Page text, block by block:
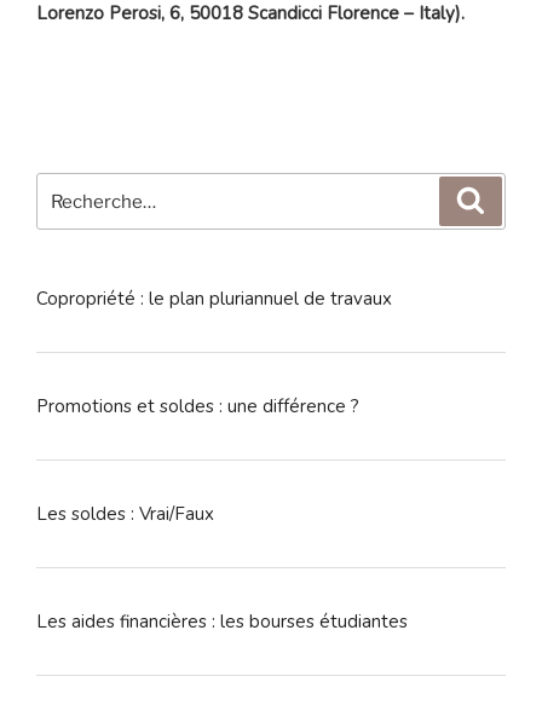
Lorenzo Perosi, 6, 50018 Scandicci Florence – Italy).
pour
Copropriété : le plan pluriannuel de travaux
Promotions et soldes : une différence ?
Les soldes : Vrai/Faux
Les aides financières : les bourses étudiantes